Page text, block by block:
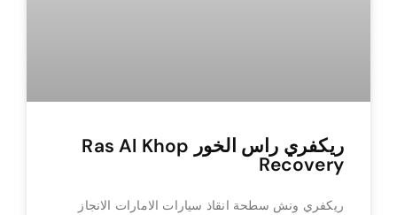
ريكفري راس الخور Ras Al Khop
Recovery
ريكفري ونش سطحة انقاذ سيارات الامارات الانجاز